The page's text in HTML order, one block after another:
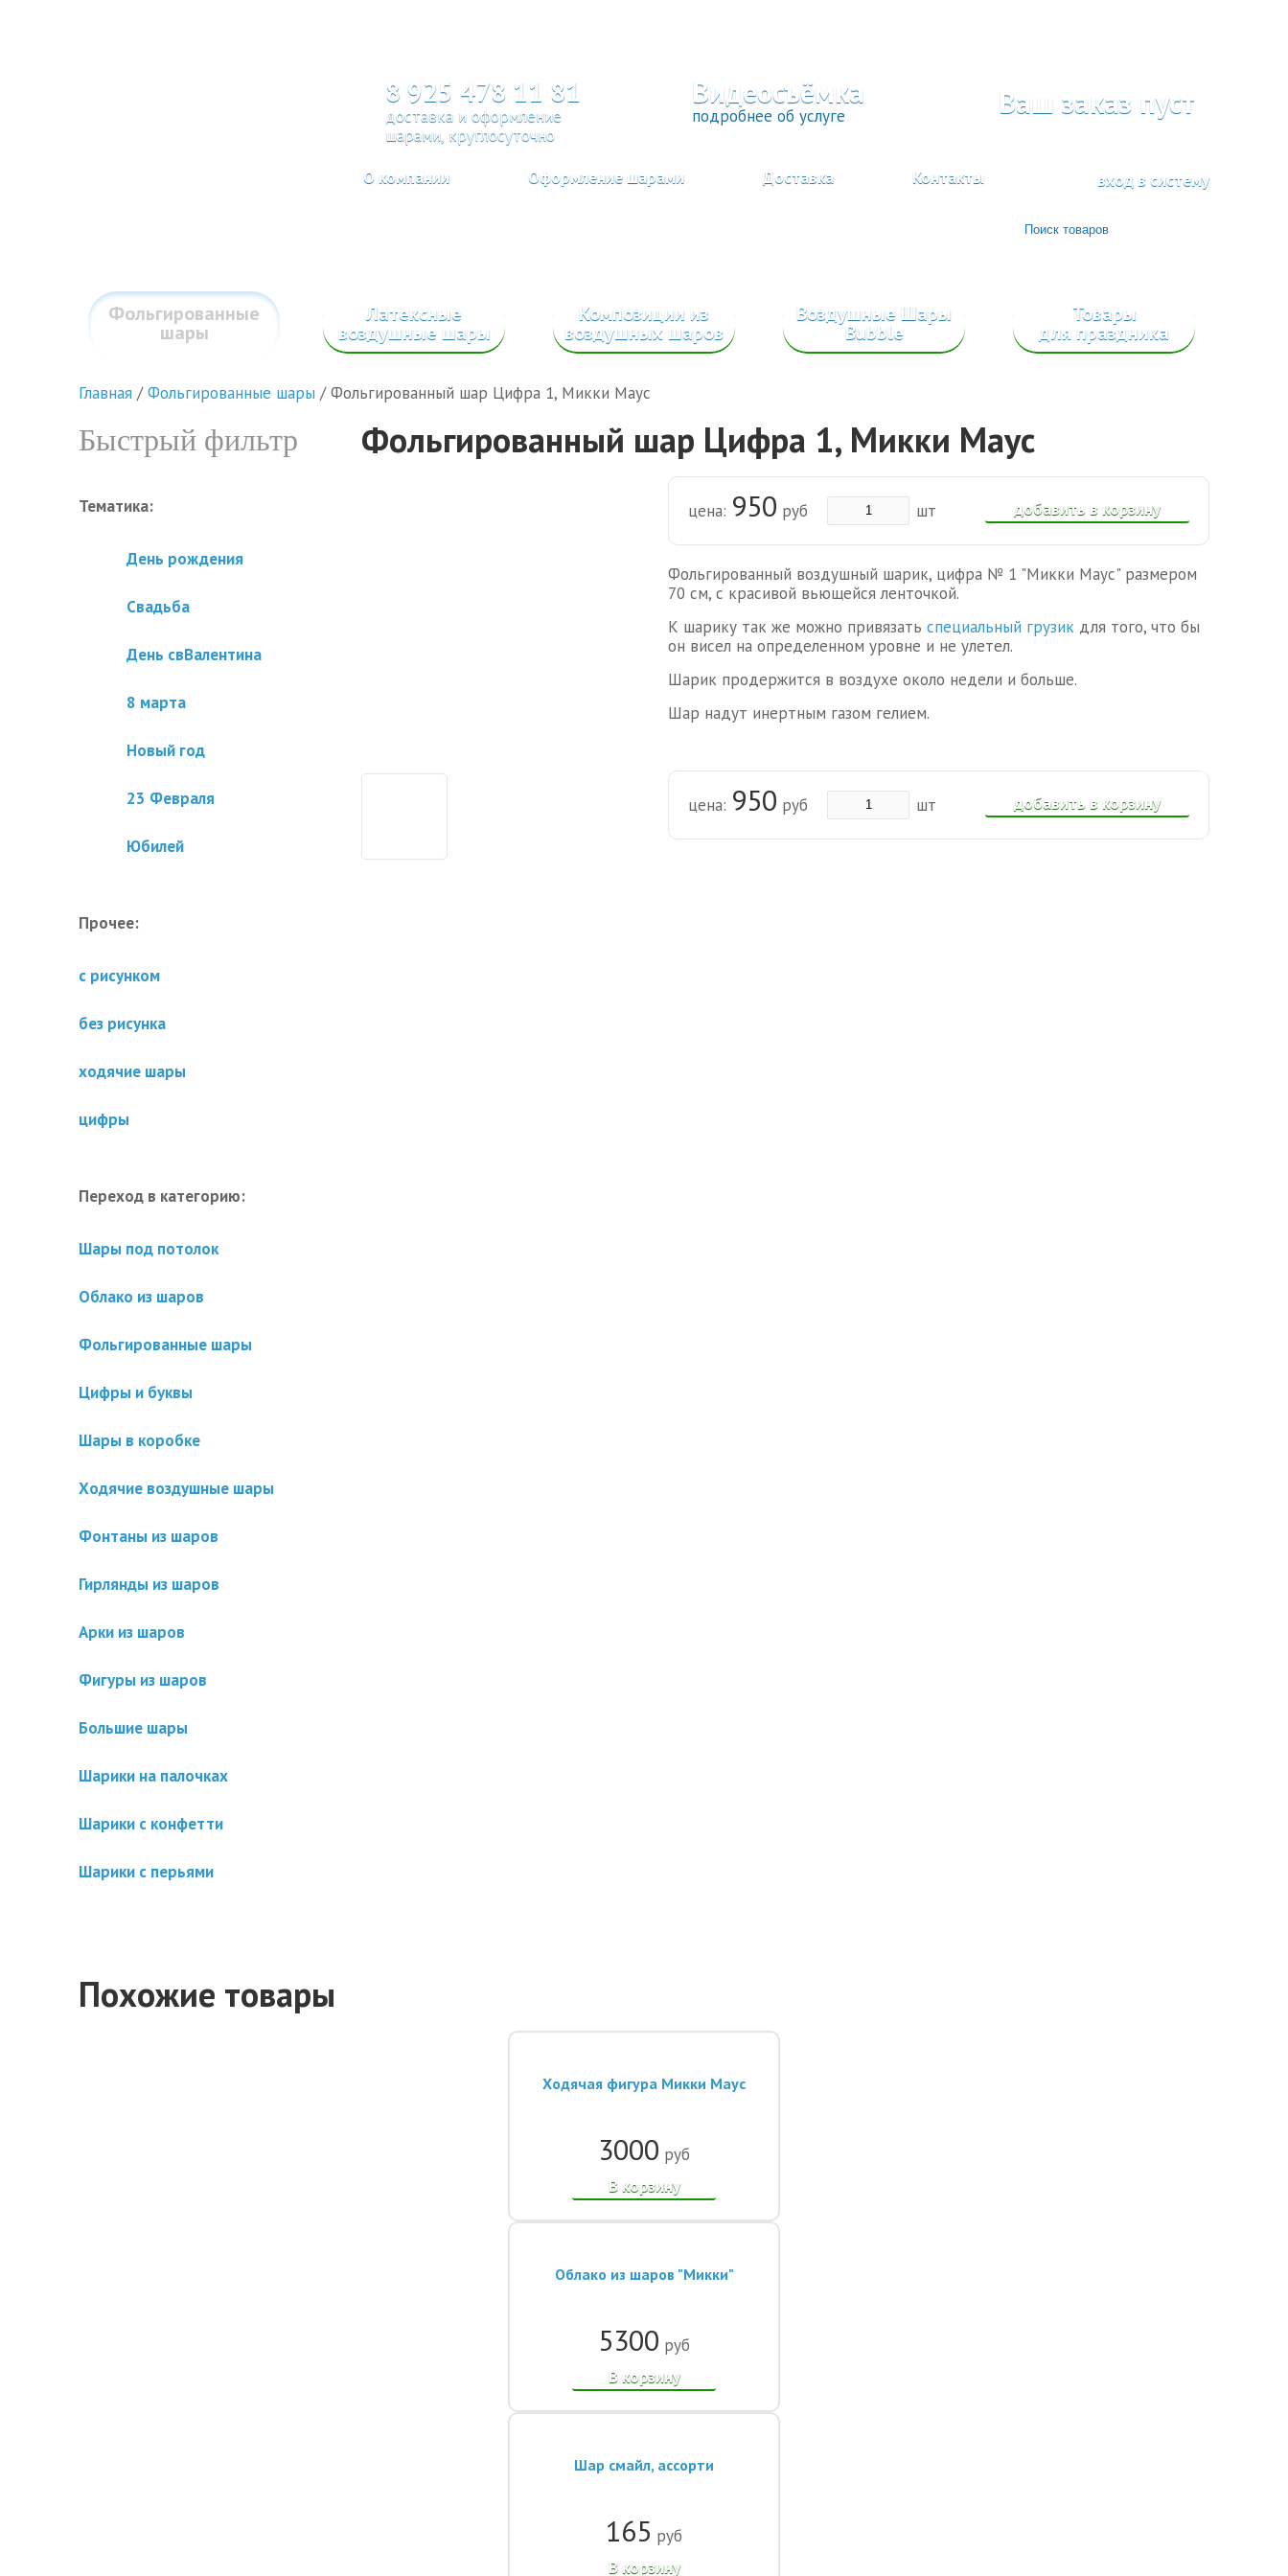
8 925 478 11 81
доставка и оформление
шарами, круглосуточно
Видеосъёмка
подробнее об услуге Ваш заказ пуст
вход в систему
О компании Оформление шарами Доставка Контакты
Фольгированные
шары
Латексные
воздушные шары
Композиции из
воздушных шаров
Воздушные Шары
Bubble
Товары
для праздника
Главная /Фольгированные шары /Фольгированный шар Цифра 1, Микки Маус
Быстрый фильтр
Тематика:
День рождения
Свадьба
День свВалентина
8 марта
Новый год
23 Февраля
Юбилей
Прочее:
с рисунком
без рисунка
ходячие шары
цифры
Переход в категорию:
Шары под потолок
Облако из шаров
Фольгированные шары
Цифры и буквы
Шары в коробке
Ходячие воздушные шары
Фонтаны из шаров
Гирлянды из шаров
Арки из шаров
Фигуры из шаров
Большие шары
Шарики на палочках
Шарики с конфетти
Шарики с перьями
Фольгированный шар Цифра 1, Микки Маус
добавить в корзину
цена: 950 руб шт
Фольгированный воздушный шарик, цифра № 1 "Микки Маус" размером
70 см, с красивой вьющейся ленточкой.
К шарику так же можно привязать специальный грузик для того, что бы
он висел на определенном уровне и не улетел.
Шарик продержится в воздухе около недели и больше.
Шар надут инертным газом гелием.
добавить в корзину
цена: 950 руб шт
Похожие товары
Ходячая фигура Микки Маус
3000 руб
В корзину
Облако из шаров "Микки"
5300 руб
В корзину
Шар смайл, ассорти
165 руб
В корзину